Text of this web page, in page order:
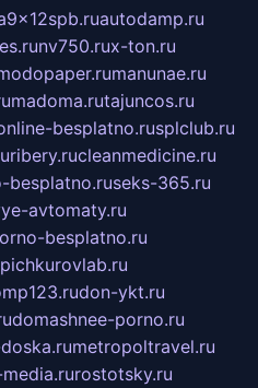
autodamp.ru
nv750.rux-ton.ru
manunae.ru
madoma.rutajuncos.ru
besplatno.rusplclub.ru
ribery.rucleanmedicine.ru
besplatno.ruseks-365.ru
avtomaty.ru
besplatno.ru
pichkurovlab.ru
don-ykt.ru
domashnee-porno.ru
metropoltravel.ru
rostotsky.ru